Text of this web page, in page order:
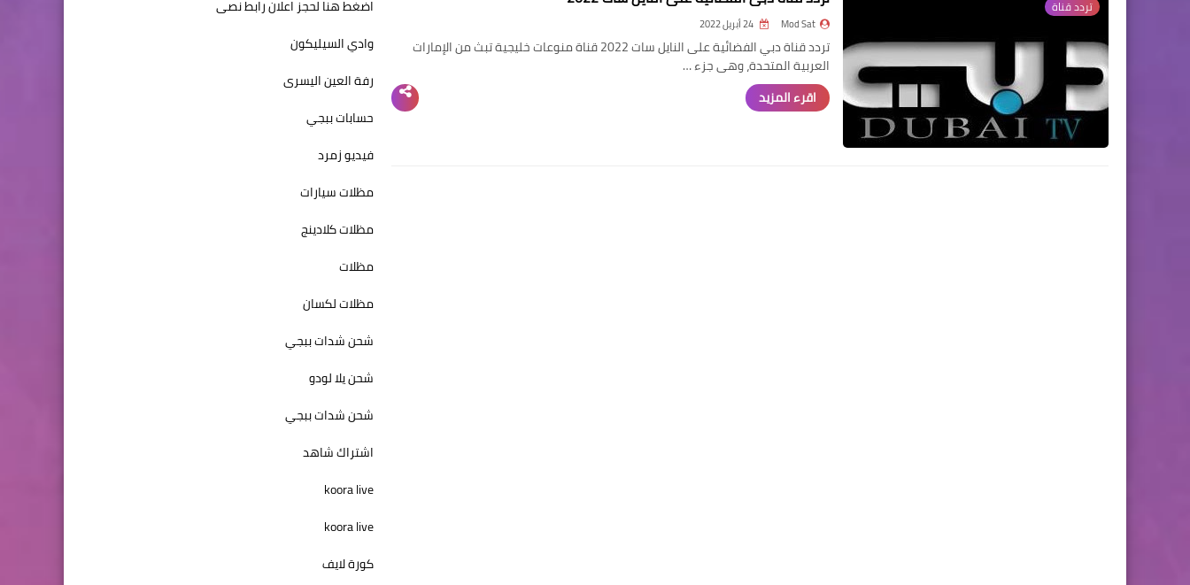
تردد قناة
Mod Sat
تردد قناة دبي الفضائية على النايل سات 2022 قناة منوعات خليجية تبث من الإمارات
العربية المتحدة، وهى جزء …
اقرء المزيد
اضغط هنا لحجز اعلان رابط نصى
وادي السيليكون
رفة العين اليسرى
حسابات ببجي
فيديو زمرد
مظلات سيارات
مظلات كلادينج
مظلات
مظلات لكسان
شحن شدات ببجي
شحن يلا لودو
شحن شدات ببجي
اشتراك شاهد
koora live
koora live
كورة لايف